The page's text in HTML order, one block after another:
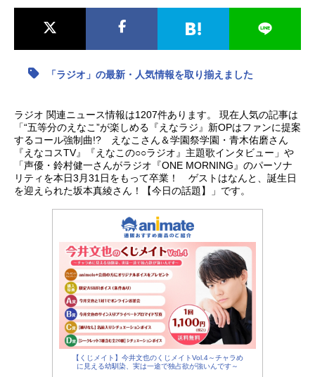
アニメ記事一覧 声優記事一覧
アニメ映画一覧 実写化映画一覧
今期アニメ曜日別一覧
冬アニメ
男性声優/女性声優一覧
FOLLOW US
「ラジオ」の最新・人気情報を取り揃えました
ラジオ 関連ニュース情報は1207件あります。 現在人気の記事は
「“五等分のえなこ”が楽しめる『えなラジ』新OPはファンに提案
するコール強制曲!? えなこさん＆学園祭学園・青木佑磨さん
『えなコスTV』『えなこの○○ラジオ』主題歌インタビュー」や
「声優・鈴村健一さんがラジオ『ONE MORNING』のパーソナ
リティを本日3月31日をもって卒業！ ゲストはなんと、誕生日
を迎えられた坂本真綾さん！【今日の話題】」です。
【くじメイト】今井文也のくじメイトVol.4～チャラめ
に見える幼馴染、実は一途で独占欲が強いんです～